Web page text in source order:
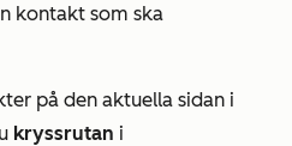
kontakt som ska
på den aktuella sidan i
kryssrutan i